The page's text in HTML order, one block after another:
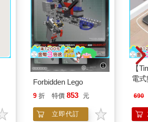
Forbidden Lego
9 折 特價 853 元
立即代訂
【
電
690